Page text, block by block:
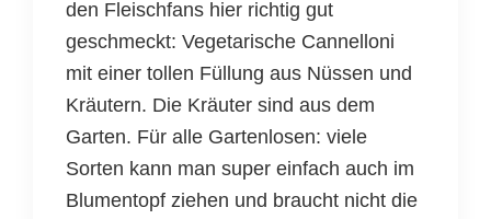
den Fleischfans hier richtig gut
geschmeckt: Vegetarische Cannelloni
mit einer tollen Füllung aus Nüssen und
Kräutern. Die Kräuter sind aus dem
Garten. Für alle Gartenlosen: viele
Sorten kann man super einfach auch im
Blumentopf ziehen und braucht nicht die